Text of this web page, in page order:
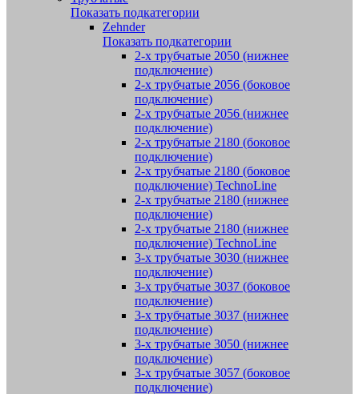
Показать подкатегории
Zehnder
Показать подкатегории
2-х трубчатые 2050 (нижнее
подключение)
2-х трубчатые 2056 (боковое
подключение)
2-х трубчатые 2056 (нижнее
подключение)
2-х трубчатые 2180 (боковое
подключение)
2-х трубчатые 2180 (боковое
подключение) TechnoLine
2-х трубчатые 2180 (нижнее
подключение)
2-х трубчатые 2180 (нижнее
подключение) TechnoLine
3-х трубчатые 3030 (нижнее
подключение)
3-х трубчатые 3037 (боковое
подключение)
3-х трубчатые 3037 (нижнее
подключение)
3-х трубчатые 3050 (нижнее
подключение)
3-х трубчатые 3057 (боковое
подключение)